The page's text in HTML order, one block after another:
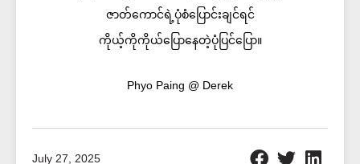
ဇာတ်ကောင်ရဲ့ပုံစံပြောင်းချင်ရင်
ကိုယ့်ကိုကိုယ်ပြောနေတဲ့ပုံပြင်ပြော။
Phyo Paing @ Derek
July 27, 2025